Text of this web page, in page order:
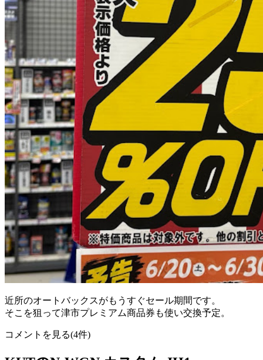
近所のオートバックスがもうすぐセール期間です。
そこを狙って津市プレミアム商品券も使い交換予定。
コメントを見る(4件)